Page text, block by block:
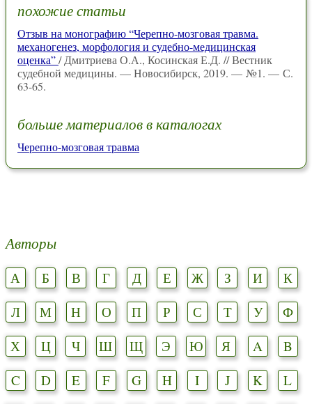
похожие статьи
Отзыв на монографию “Черепно-мозговая травма.
механогенез, морфология и судебно-медицинская
оценка”/ Дмитриева О.А., Косинская Е.Д. // Вестник
судебной медицины. — Новосибирск, 2019. — №1. — С.
63-65.
больше материалов в каталогах
Черепно-мозговая травма
Авторы
А Б В Г Д Е Ж З И
К
Л
М Н О П Р С Т У
Ф
Х
Ц Ч Ш Щ Э Ю Я A
B
C
D E F G H I J K
L